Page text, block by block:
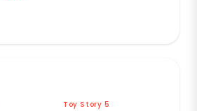
Toy Story 5